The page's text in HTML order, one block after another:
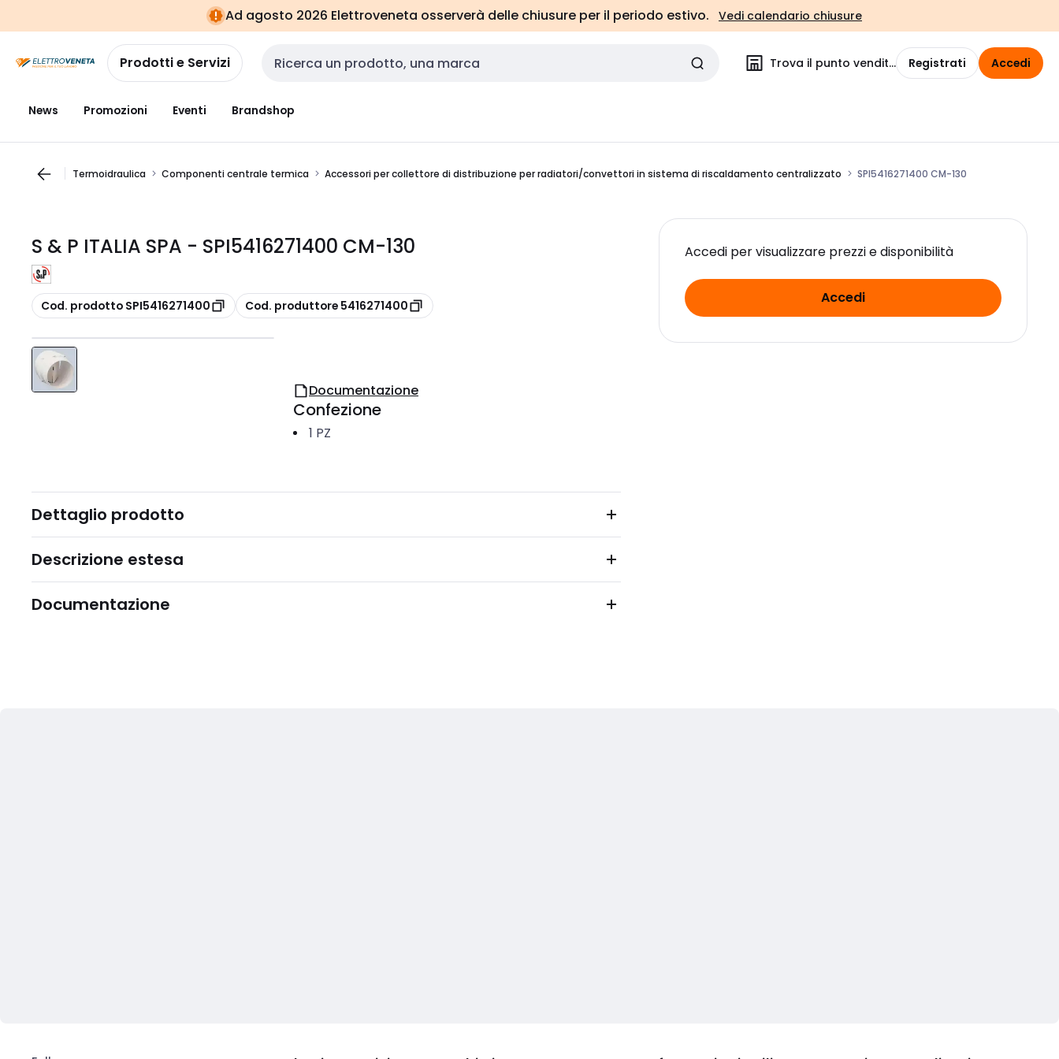
navigazionealla
pagina
Ad agosto 2026 Elettroveneta osserverà delle chiusure per il periodo estivo. Vedi calendario chiusure
Prodotti e Servizi Cerca input Trova il punto vendita Registrati Accedi
News Promozioni Eventi Brandshop
Termoidraulica Componenti centrale termica Accessori per collettore di distribuzione per radiatori/convettori in sistema di riscaldamento centralizzato SPI5416271400 CM-130
S & P ITALIA SPA - SPI5416271400 CM-130
copia
Cod. prodotto SPI5416271400 copia
Cod. produttore 5416271400
Accedi per visualizzare prezzi e disponibilità
Accedi
Documentazione
Confezione
1 PZ
Dettaglio prodotto
Descrizione estesa
Documentazione